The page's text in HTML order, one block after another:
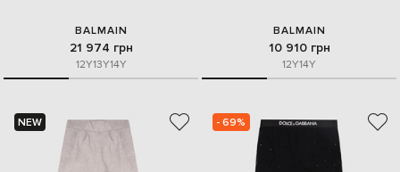
BALMAIN
21 974 грн
12Y13Y14Y
BALMAIN
10 910 грн
12Y14Y
NEW - 69%